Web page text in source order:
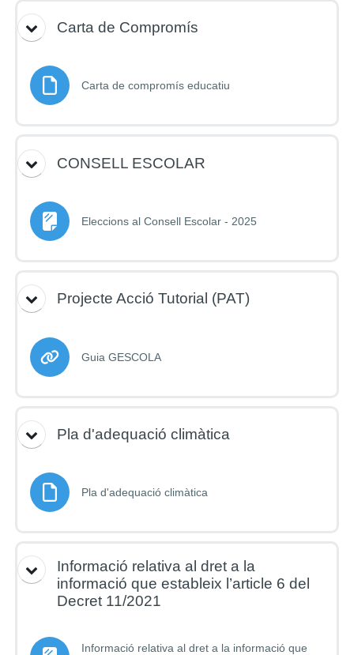
Carta de Compromís
Carta de compromís educatiuFitxer
CONSELL ESCOLAR
Eleccions al Consell Escolar - 2025Pàgina
Projecte Acció Tutorial (PAT)
Guia GESCOLAURL
Pla d'adequació climàtica
Pla d'adequació climàticaFitxer
Informació relativa al dret a la
informació que estableix l’article 6 del
Decret 11/2021
Informació relativa al dret a la informació que